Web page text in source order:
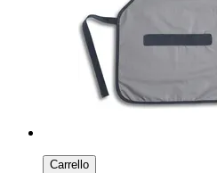
Carrello